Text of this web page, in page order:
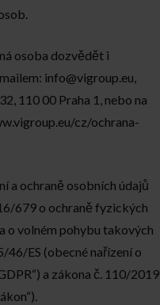
osoba dozvědět i
info@vigroup.eu,
110 00 Praha 1, nebo na
cz/ochrana-
a ochraně osobních údajů
679 o ochraně fyzických
o volném pohybu takových
46/ES (obecné nařízení o
a zákona č. 110/2019